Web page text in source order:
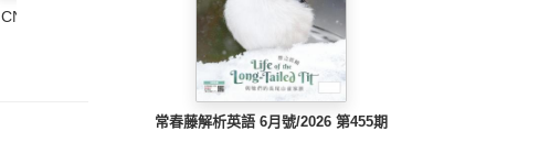
CNN互動英語2013年
CNN互動英語2013年
03月號(PDF)
常春藤解析英語 6月號/2026 第455期